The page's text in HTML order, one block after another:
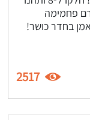
כ-20 גרם חלבון וכ-20 גרם פחמימה
בחדר כושר!
2517